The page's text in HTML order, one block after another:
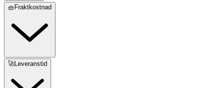
🧺Fraktkostnad
🚀Leveranstid